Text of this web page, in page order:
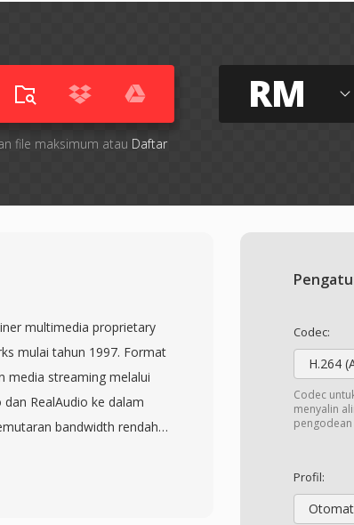
file maksimum atau Daftar
RM
Codec:
H.264
Codec
menyalin
Profil:
multimedia proprietary
mulai tahun 1997. Format
media streaming melalui
RealAudio ke dalam
bandwidth rendah.
dominan pada akhir